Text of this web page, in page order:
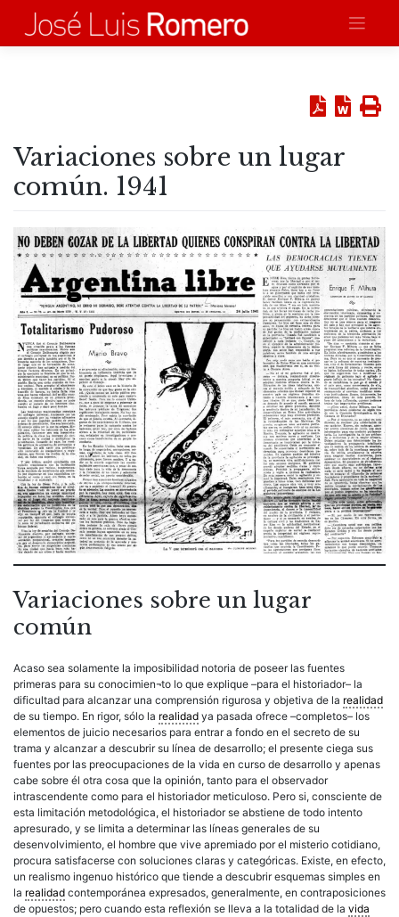
contenido
Variaciones sobre un lugar
común. 1941
Variaciones sobre un lugar
común
Acaso sea solamente la imposibilidad notoria de poseer las fuentes
primeras para su conocimien¬to lo que explique –para el historiador– la
dificultad para alcanzar una comprensión rigurosa y objetiva de la realidad
de su tiempo. En rigor, sólo la realidad ya pasada ofrece –completos– los
elementos de juicio necesarios para entrar a fondo en el secreto de su
trama y alcanzar a descubrir su línea de desarrollo; el presente ciega sus
fuentes por las preocupaciones de la vida en curso de desarrollo y apenas
cabe sobre él otra cosa que la opinión, tanto para el observador
intrascendente como para el historiador meticuloso. Pero si, consciente de
esta limitación metodológica, el historiador se abstiene de todo intento
apresurado, y se limita a determinar las líneas generales de su
desenvolvimiento, el hombre que vive apremiado por el misterio cotidiano,
procura satisfacerse con soluciones claras y categóricas. Existe, en efecto,
un realismo ingenuo histórico que tiende a descubrir esquemas simples en
la realidad contemporánea expresados, generalmente, en contraposiciones
de opuestos; pero cuando esta reflexión se lleva a la totalidad de la vida